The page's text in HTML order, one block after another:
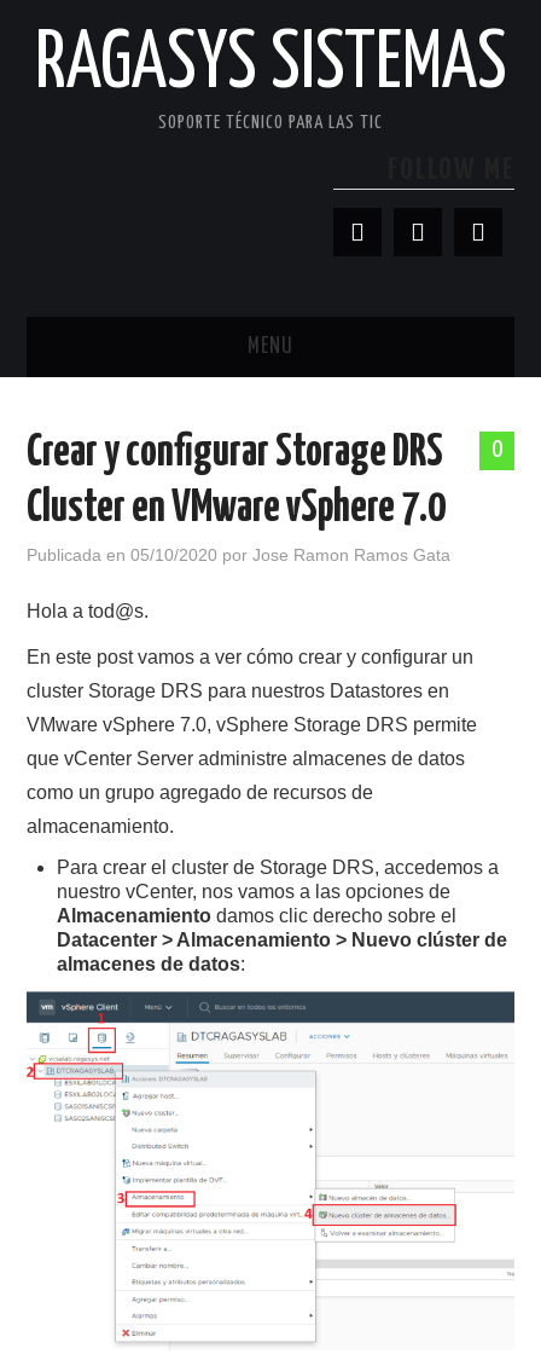
RAGASYS SISTEMAS
SOPORTE TÉCNICO PARA LAS TIC
MENU
ACERCA DE
0
Crear y configurar Storage DRS
Cluster en VMware vSphere 7.0
Publicada en05/10/2020 porJose Ramon Ramos Gata
Hola a tod@s.
En este post vamos a ver cómo crear y configurar un
cluster Storage DRS para nuestros Datastores en
VMware vSphere 7.0, vSphere Storage DRS permite
que vCenter Server administre almacenes de datos
como un grupo agregado de recursos de
almacenamiento.
Para crear el cluster de Storage DRS, accedemos a
nuestro vCenter, nos vamos a las opciones de
Almacenamiento damos clic derecho sobre el
Datacenter > Almacenamiento > Nuevo clúster de
almacenes de datos: